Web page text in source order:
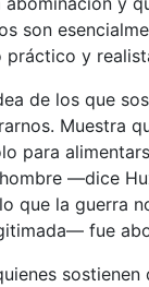
son
práctico y
de los que
Muestra
para
—dice
que la guerra
fue